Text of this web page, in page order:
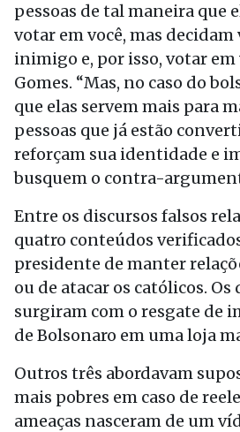
pessoas de tal maneira que
votar em você, mas
inimigo e, por isso, votar em
Gomes. “Mas, no caso do
que elas servem mais para
pessoas que já estão
reforçam sua identidade e
busquem o contra-
Entre os discursos falsos
quatro conteúdos
presidente de manter
ou de atacar os católicos. Os
surgiram com o resgate de
de Bolsonaro em uma loja
Outros três abordavam
mais pobres em caso de
ameaças nasceram de um